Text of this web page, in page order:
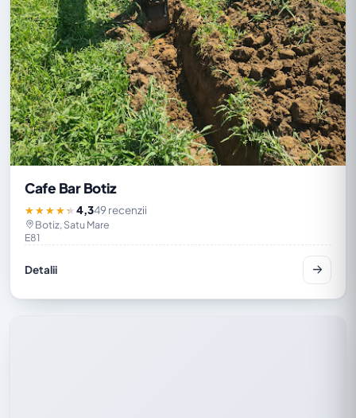
Cafe Bar Botiz
★★★★★4,349 recenzii
Botiz, Satu Mare
E81
Detalii